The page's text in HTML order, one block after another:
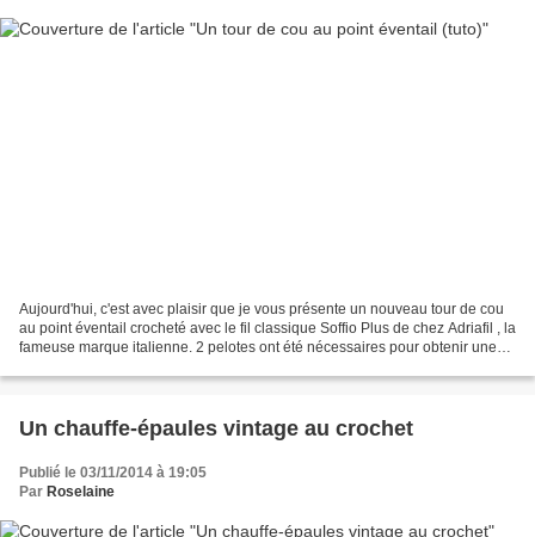
Aujourd'hui, c'est avec plaisir que je vous présente un nouveau tour de cou
au point éventail crocheté avec le fil classique Soffio Plus de chez Adriafil , la
fameuse marque italienne. 2 pelotes ont été nécessaires pour obtenir une
Un chauffe-épaules vintage au crochet
Publié le 03/11/2014 à 19:05
Par Roselaine